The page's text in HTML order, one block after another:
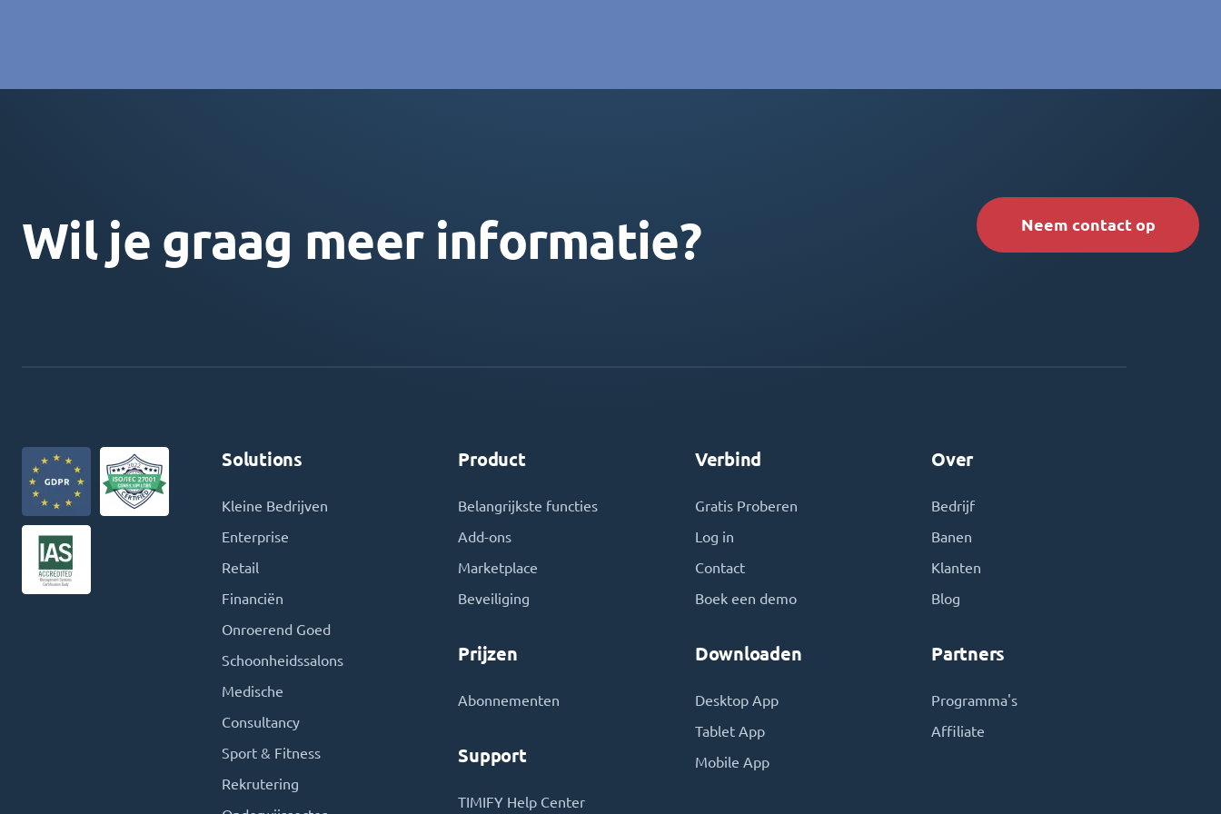
Wil je graag meer informatie? Neem contact op
Solutions
Kleine Bedrijven
Enterprise
Retail
Financiën
Onroerend Goed
Schoonheidssalons
Medische
Consultancy
Sport & Fitness
Rekrutering
Product
Belangrijkste functies
Add-ons
Marketplace
Beveiliging
Prijzen
Abonnementen
Support
TIMIFY Help Center
Verbind
Gratis Proberen
Log in
Contact
Boek een demo
Downloaden
Desktop App
Tablet App
Mobile App
Over
Bedrijf
Banen
Klanten
Blog
Partners
Programma's
Affiliate